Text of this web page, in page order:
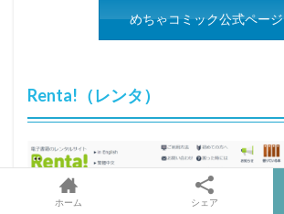
めちゃコミック公式ページ
Renta!（レンタ）
ホーム シェア